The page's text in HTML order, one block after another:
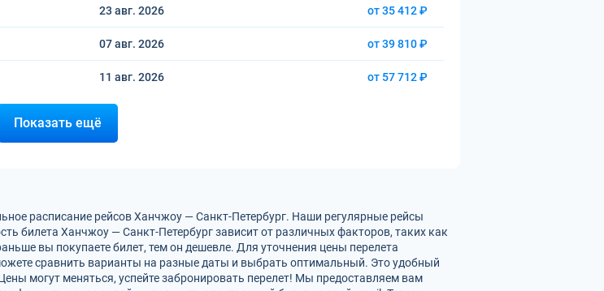
23 авг. 2026 от 35 412 ₽
07 авг. 2026 от 39 810 ₽
11 авг. 2026 от 57 712 ₽
Показать ещё
расписание рейсов Ханчжоу — Санкт-Петербург. Наши регулярные рейсы
билета Ханчжоу — Санкт-Петербург зависит от различных факторов, таких как
вы покупаете билет, тем он дешевле. Для уточнения цены перелета
сравнить варианты на разные даты и выбрать оптимальный. Это удобный
могут меняться, успейте забронировать перелет! Мы предоставляем вам